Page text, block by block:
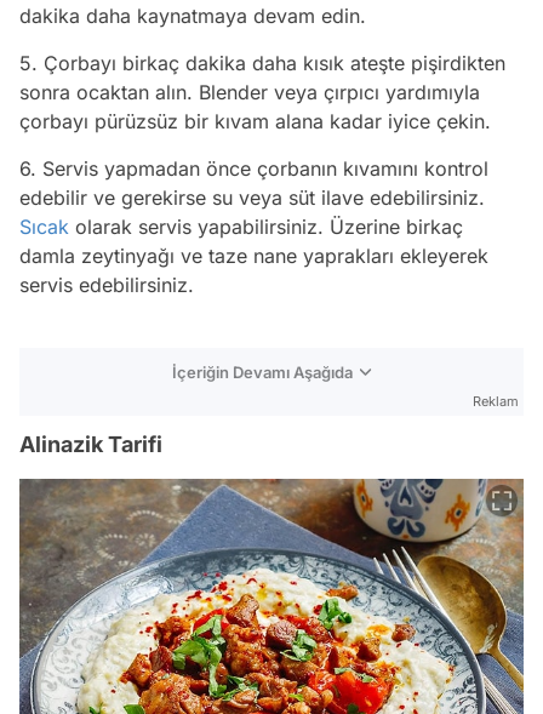
dakika daha kaynatmaya devam edin.
5. Çorbayı birkaç dakika daha kısık ateşte pişirdikten
sonra ocaktan alın. Blender veya çırpıcı yardımıyla
çorbayı pürüzsüz bir kıvam alana kadar iyice çekin.
6. Servis yapmadan önce çorbanın kıvamını kontrol
edebilir ve gerekirse su veya süt ilave edebilirsiniz.
Sıcak olarak servis yapabilirsiniz. Üzerine birkaç
damla zeytinyağı ve taze nane yaprakları ekleyerek
servis edebilirsiniz.
İçeriğin Devamı Aşağıda
Reklam
Alinazik Tarifi